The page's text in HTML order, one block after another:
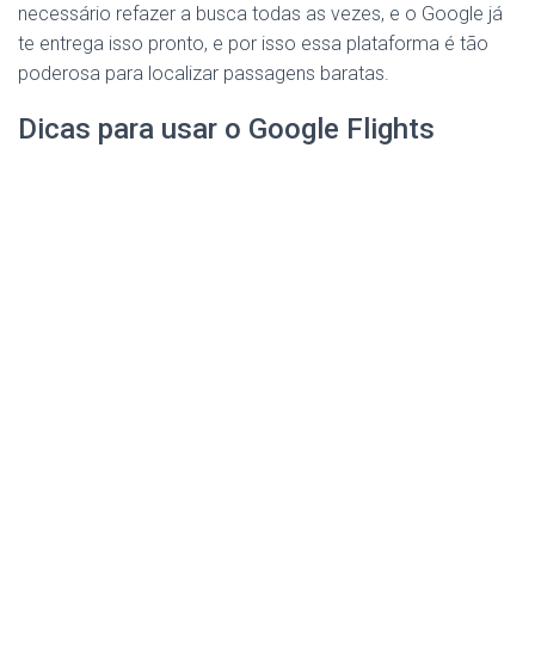
necessário refazer a busca todas as vezes, e o Google já
te entrega isso pronto, e por isso essa plataforma é tão
poderosa para localizar passagens baratas.
Dicas para usar o Google Flights